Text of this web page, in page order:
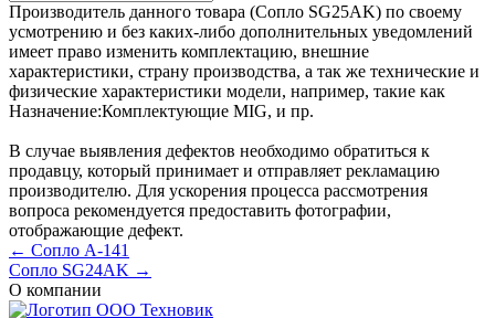
Производитель данного товара (Сопло SG25AK) по своему
усмотрению и без каких-либо дополнительных уведомлений
имеет право изменить комплектацию, внешние
характеристики, страну производства, а так же технические и
физические характеристики модели, например, такие как
Назначение:Комплектующие MIG, и пр.
В случае выявления дефектов необходимо обратиться к
продавцу, который принимает и отправляет рекламацию
производителю. Для ускорения процесса рассмотрения
вопроса рекомендуется предоставить фотографии,
отображающие дефект.
← Сопло А-141
Сопло SG24AK →
О компании